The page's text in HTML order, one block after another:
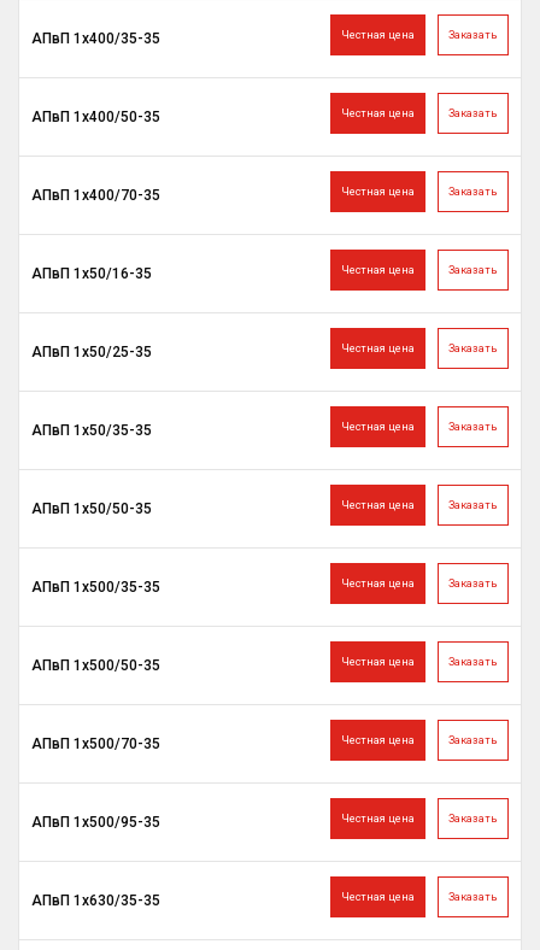
Заказать
Честная цена
АПвП 1х400/35-35
Заказать
Честная цена
АПвП 1х400/50-35
Заказать
Честная цена
АПвП 1х400/70-35
Заказать
Честная цена
АПвП 1х50/16-35
Заказать
Честная цена
АПвП 1х50/25-35
Заказать
Честная цена
АПвП 1х50/35-35
Заказать
Честная цена
АПвП 1х50/50-35
Заказать
Честная цена
АПвП 1х500/35-35
Заказать
Честная цена
АПвП 1х500/50-35
Заказать
Честная цена
АПвП 1х500/70-35
Заказать
Честная цена
АПвП 1х500/95-35
Заказать
Честная цена
АПвП 1х630/35-35